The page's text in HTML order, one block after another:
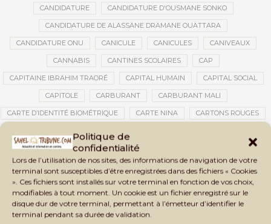
Politique de
confidentialité
Lors de l’utilisation de nos sites, des informations de navigation de votre
terminal sont susceptibles d’être enregistrées dans des fichiers « Cookies
». Ces fichiers sont installés sur votre terminal en fonction de vos choix,
modifiables à tout moment. Un cookie est un fichier enregistré sur le
disque dur de votre terminal, permettant à l’émetteur d’identifier le
terminal pendant sa durée de validation.
CANDIDATURE CANDIDATURE D'OUSMANE SONKO
CANDIDATURE DE ALASSANE DRAMANE OUATTARA
CANDIDATURE ONU CANICULE CANICULES CANIVEAUX
CANNABIS CANTINES SCOLAIRES CAP
CAPITAINE IBRAHIM TRAORÉ CAPITAL HUMAIN CAPITAL SOCIAL
CAPITOLE CARBURANT CARBURANT MALI
CARTE D’IDENTITÉ BIOMÉTRIQUE CARTE NINA CARTONS ROUGES
CATASTROPHES CLIMATIQUES
CAUTION 10 000 DOLLARS CAUTION DE VISA CDAT CECOGEC
CÉDÉAO CEDEAO CEI CÉLÉBRATION NATIONALE CEMAC
CEMAPI CEN-SNESUP CENOU CENSURE
CENTRAFRIQUE CENTRALE SOLAIRE